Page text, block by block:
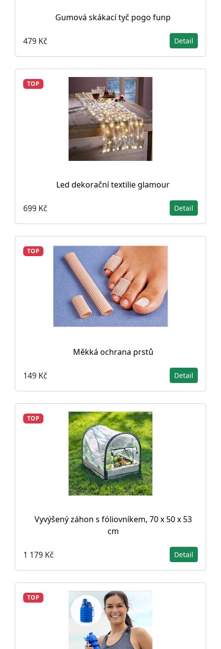
Gumová skákací tyč pogo funp
479 Kč Detail
TOP
Led dekorační textilie glamour
699 Kč Detail
TOP
Měkká ochrana prstů
149 Kč Detail
TOP
Vyvýšený záhon s fóliovníkem, 70 x 50 x 53
cm
1 179 Kč Detail
TOP